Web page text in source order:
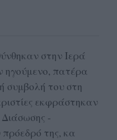
στην Ιερά
ηγούμενο, πατέρα
συμβολή του στη
εκφράστηκαν
-
της, κα